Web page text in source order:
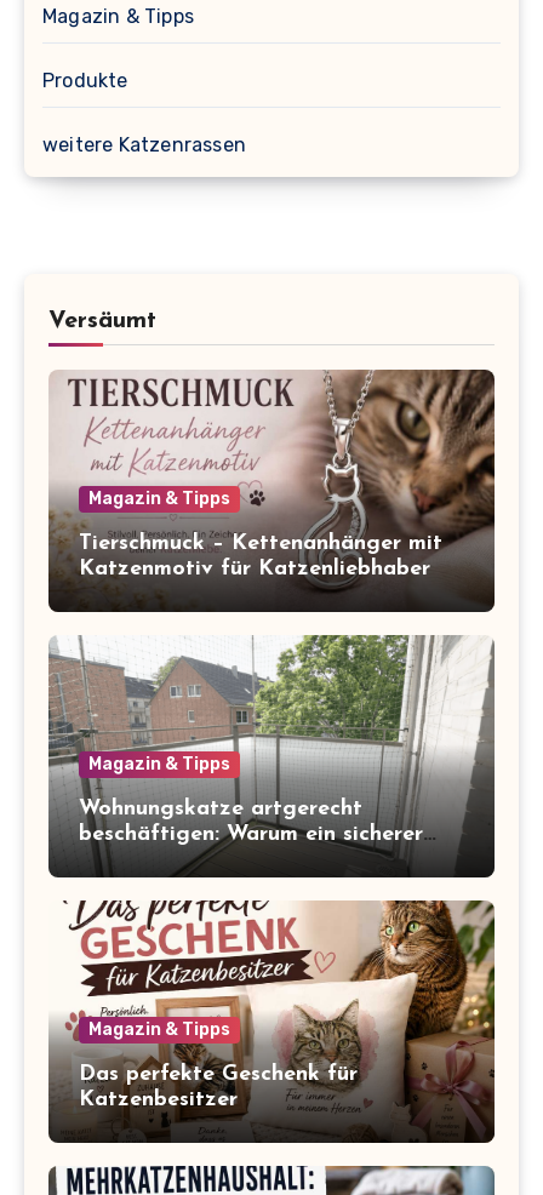
Magazin & Tipps
Produkte
weitere Katzenrassen
Versäumt
Magazin & Tipps
Tierschmuck – Kettenanhänger mit
Katzenmotiv für Katzenliebhaber
Magazin & Tipps
Wohnungskatze artgerecht
beschäftigen: Warum ein sicherer
Balkon zum Freigang dazugehört
Magazin & Tipps
Das perfekte Geschenk für
Katzenbesitzer